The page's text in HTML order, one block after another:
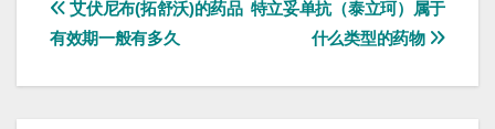
文
章
特立妥单抗（泰立珂）属于
什么类型的药物
艾伏尼布(拓舒沃)的药品
有效期一般有多久